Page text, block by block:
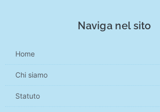
Naviga nel sito
Home
Chi siamo
Statuto